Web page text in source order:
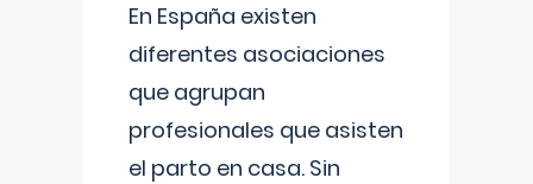
En España existen
diferentes asociaciones
que agrupan
profesionales que asisten
el parto en casa. Sin